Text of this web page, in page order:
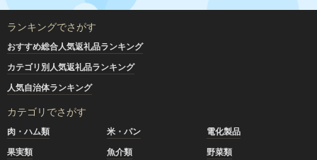
ランキングでさがす
おすすめ総合人気返礼品ランキング
カテゴリ別人気返礼品ランキング
人気自治体ランキング
カテゴリでさがす
肉・ハム類 米・パン
電化製品
果実類
魚介類
野菜類